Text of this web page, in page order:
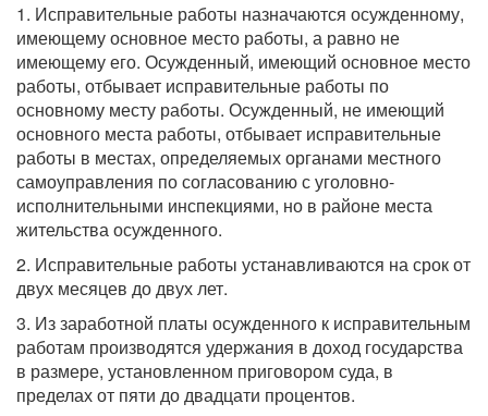
1. Исправительные работы назначаются осужденному,
имеющему основное место работы, а равно не
имеющему его. Осужденный, имеющий основное место
работы, отбывает исправительные работы по
основному месту работы. Осужденный, не имеющий
основного места работы, отбывает исправительные
работы в местах, определяемых органами местного
самоуправления по согласованию с уголовно-
исполнительными инспекциями, но в районе места
жительства осужденного.
2. Исправительные работы устанавливаются на срок от
двух месяцев до двух лет.
3. Из заработной платы осужденного к исправительным
работам производятся удержания в доход государства
в размере, установленном приговором суда, в
пределах от пяти до двадцати процентов.